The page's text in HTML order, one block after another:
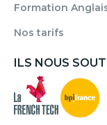
Formation
Nos tarifs
ILS NOUS